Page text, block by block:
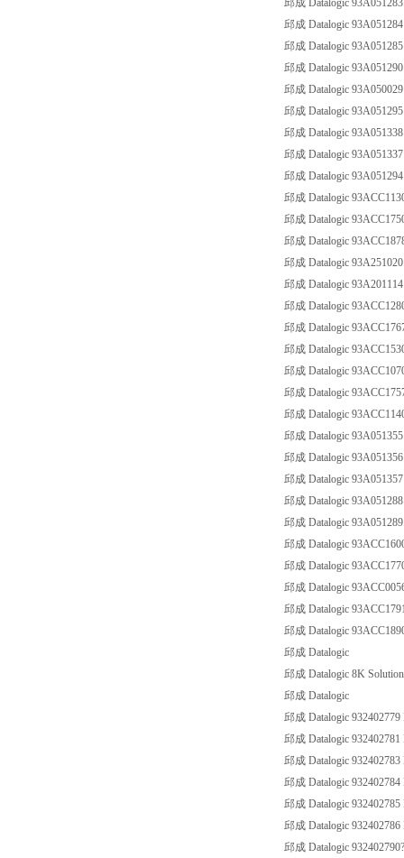
邱成 Datalogic
邱成 Datalogic
邱成 Datalogic
邱成 Datalogic
邱成 Datalogic
邱成 Datalogic
邱成 Datalogic
邱成 Datalogic
邱成 Datalogic
邱成 Datalogic
邱成 Datalogic
邱成 Datalogic
邱成 Datalogic
邱成 Datalogic
邱成 Datalogic
邱成 Datalogic
邱成 Datalogic
邱成 Datalogic
邱成 Datalogic
邱成 Datalogic
邱成 Datalogic
邱成 Datalogic
邱成 Datalogic
邱成 Datalogic
邱成 Datalogic
邱成 Datalogic
邱成 Datalogic
邱成 Datalogic
邱成 Datalogic
邱成 Datalogic
邱成 Datalogic
邱成 Datalogic 8K
邱成 Datalogic
邱成 Datalogic
邱成 Datalogic
邱成 Datalogic
邱成 Datalogic
邱成 Datalogic
邱成 Datalogic
邱成 Datalogic